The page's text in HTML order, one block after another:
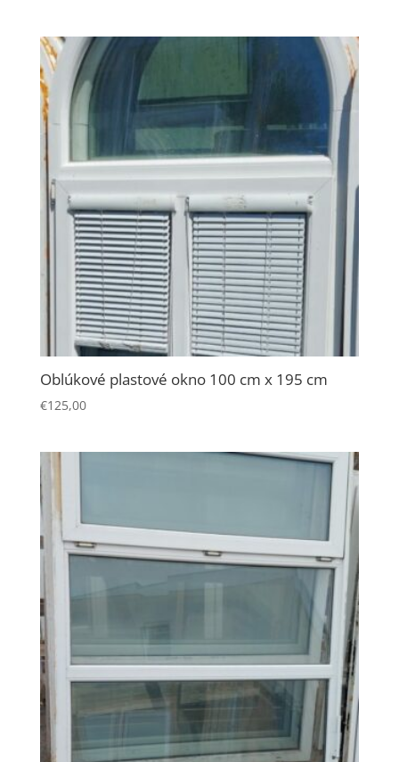
Oblúkové plastové okno 100 cm x 195 cm
€125,00